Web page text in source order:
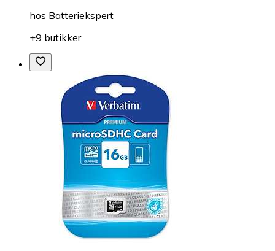
hos Batteriekspert
+9 butikker